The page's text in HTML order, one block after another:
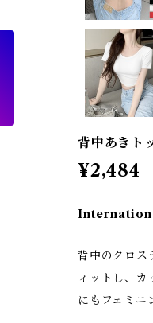
背中あきト
¥2,484
背中のクロス
ィットし、
にもフェミニ